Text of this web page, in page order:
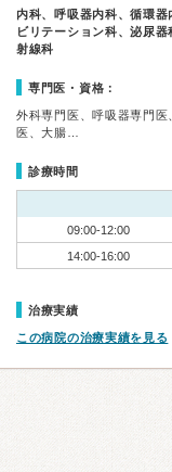
内科、呼吸器内科、循環
ビリテーション科、泌尿
射線科
専門医・資格：
外科専門医、呼吸器専門
医、大腸…
診療時間
09:00-12:00
14:00-16:00
治療実績
この病院の治療実績を見る